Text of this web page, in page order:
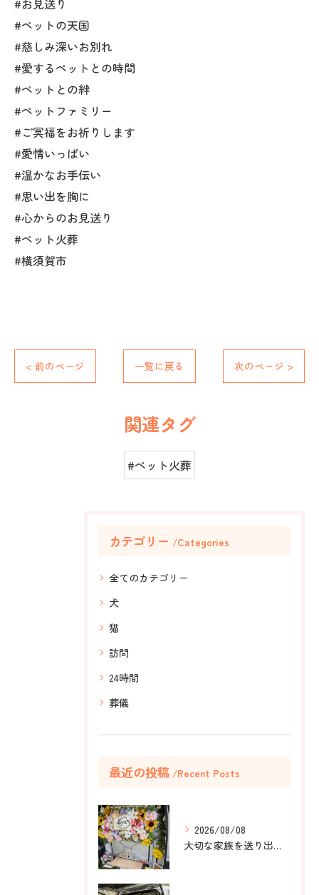
#お見送り
#ペットの天国
#慈しみ深いお別れ
#愛するペットとの時間
#ペットとの絆
#ペットファミリー
#ご冥福をお祈りします
#愛情いっぱい
#温かなお手伝い
#思い出を胸に
#心からのお見送り
#ペット火葬
#横須賀市
< 前のページ 一覧に戻る 次のページ >
関連タグ
#ペット火葬
カテゴリー Categories
全てのカテゴリー
犬
猫
訪問
24時間
葬儀
最近の投稿 Recent Posts
2026/08/08
大切な家族を送り出すお手伝いをしました。